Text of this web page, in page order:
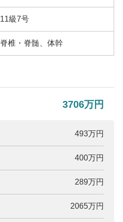
11級7号
脊椎・脊髄、体幹
3706万円
493万円
400万円
289万円
2065万円